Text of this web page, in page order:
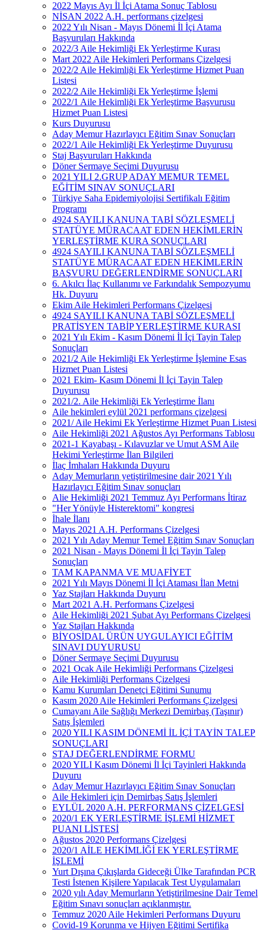
2022 Mayıs Ayı İl İçi Atama Sonuç Tablosu
NİSAN 2022 A.H. performans çizelgesi
2022 Yılı Nisan - Mayıs Dönemi İl İçi Atama
Başvuruları Hakkında
2022/3 Aile Hekimliği Ek Yerleştirme Kurası
Mart 2022 Aile Hekimleri Performans Çizelgesi
2022/2 Aile Hekimliği Ek Yerleştirme Hizmet Puan
Listesi
2022/2 Aile Hekimliği Ek Yerleştirme İşlemi
2022/1 Aile Hekimliği Ek Yerleştirme Başvurusu
Hizmet Puan Listesi
Kurs Duyurusu
Aday Memur Hazırlayıcı Eğitim Sınav Sonuçları
2022/1 Aile Hekimliği Ek Yerleştirme Duyurusu
Staj Başvuruları Hakkında
Döner Sermaye Seçimi Duyurusu
2021 YILI 2.GRUP ADAY MEMUR TEMEL
EĞİTİM SINAV SONUÇLARI
Türkiye Saha Epidemiyolojisi Sertifikalı Eğitim
Programı
4924 SAYILI KANUNA TABİ SÖZLEŞMELİ
STATÜYE MÜRACAAT EDEN HEKİMLERİN
YERLEŞTİRME KURA SONUÇLARI
4924 SAYILI KANUNA TABİ SÖZLEŞMELİ
STATÜYE MÜRACAAT EDEN HEKİMLERİN
BAŞVURU DEĞERLENDİRME SONUÇLARI
6. Akılcı İlaç Kullanımı ve Farkındalık Sempozyumu
Hk. Duyuru
Ekim Aile Hekimleri Performans Çizelgesi
4924 SAYILI KANUNA TABİ SÖZLEŞMELİ
PRATİSYEN TABİP YERLEŞTİRME KURASI
2021 Yılı Ekim - Kasım Dönemi İl İçi Tayin Talep
Sonuçları
2021/2 Aile Hekimliği Ek Yerleştirme İşlemine Esas
Hizmet Puan Listesi
2021 Ekim- Kasım Dönemi İl İçi Tayin Talep
Duyurusu
2021/2. Aile Hekimliği Ek Yerleştirme İlanı
Aile hekimleri eylül 2021 performans çizelgesi
2021/ Aile Hekimi Ek Yerleştirme Hizmet Puan Listesi
Aile Hekimliği 2021 Ağustos Ayı Performans Tablosu
2021-1 Kayabaşı - Kılavuzlar ve Umut ASM Aile
Hekimi Yerleştirme İlan Bilgileri
İlaç İmhaları Hakkında Duyuru
Aday Memurların yetiştirilmesine dair 2021 Yılı
Hazırlayıcı Eğitim Sınav sonuçları
Alie Hekimliği 2021 Temmuz Ayı Performans İtiraz
"Her Yönüyle Histerektomi" kongresi
İhale İlanı
Mayıs 2021 A.H. Performans Çizelgesi
2021 Yılı Aday Memur Temel Eğitim Sınav Sonuçları
2021 Nisan - Mayıs Dönemi İl İçi Tayin Talep
Sonuçları
TAM KAPANMA VE MUAFİYET
2021 Yılı Mayıs Dönemi İl İçi Ataması İlan Metni
Yaz Stajları Hakkında Duyuru
Mart 2021 A.H. Performans Çizelgesi
Aile Hekimliği 2021 Şubat Ayı Performans Çizelgesi
Yaz Stajları Hakkında
BİYOSİDAL ÜRÜN UYGULAYICI EĞİTİM
SINAVI DUYURUSU
Döner Sermaye Seçimi Duyurusu
2021 Ocak Aile Hekimliği Performans Çizelgesi
Aile Hekimliği Performans Çizelgesi
Kamu Kurumları Denetçi Eğitimi Sunumu
Kasım 2020 Aile Hekimleri Performans Çizelgesi
Cumayanı Aile Sağlığı Merkezi Demirbaş (Taşınır)
Satış İşlemleri
2020 YILI KASIM DÖNEMİ İL İÇİ TAYİN TALEP
SONUÇLARI
STAJ DEĞERLENDİRME FORMU
2020 YILI Kasım Dönemi İl İçi Tayinleri Hakkında
Duyuru
Aday Memur Hazırlayıcı Eğitim Sınav Sonuçları
Aile Hekimleri için Demirbaş Satış İşlemleri
EYLÜL 2020 A.H. PERFORMANS ÇİZELGESİ
2020/1 EK YERLEŞTİRME İŞLEMİ HİZMET
PUANI LİSTESİ
Ağustos 2020 Performans Çizelgesi
2020/1 AİLE HEKİMLİĞİ EK YERLEŞTİRME
İŞLEMİ
Yurt Dışına Çıkışlarda Gideceği Ülke Tarafından PCR
Testi İstenen Kişilere Yapılacak Test Uygulamaları
2020 yılı Aday Memurların Yetiştirilmesine Dair Temel
Eğitim Sınavı sonuçları açıklanmıştır.
Temmuz 2020 Aile Hekimleri Performans Duyuru
Covid-19 Korunma ve Hijyen Eğitimi Sertifika